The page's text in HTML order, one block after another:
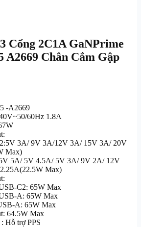
Cổng 2C1A GaNPrime
A2669 Chân Cắm Gập
-A2669
60Hz 1.8A
3A/ 9V 3A/12V 3A/ 15V 3A/ 20V
Max)
5A/ 5V 4.5A/ 5V 3A/ 9V 2A/ 12V
Max)
C2: 65W Max
A: 65W Max
A: 65W Max
64.5W Max
Hỗ trợ PPS